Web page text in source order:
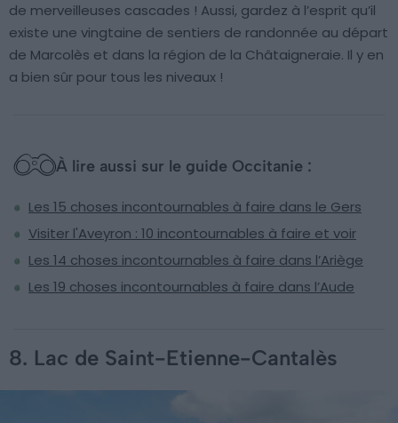
de merveilleuses cascades ! Aussi, gardez à l’esprit qu’il
existe une vingtaine de sentiers de randonnée au départ
de Marcolès et dans la région de la Châtaigneraie. Il y en
a bien sûr pour tous les niveaux !
À lire aussi sur le guide Occitanie :
Les 15 choses incontournables à faire dans le Gers
Visiter l'Aveyron : 10 incontournables à faire et voir
Les 14 choses incontournables à faire dans l’Ariège
Les 19 choses incontournables à faire dans l’Aude
8. Lac de Saint-Etienne-Cantalès